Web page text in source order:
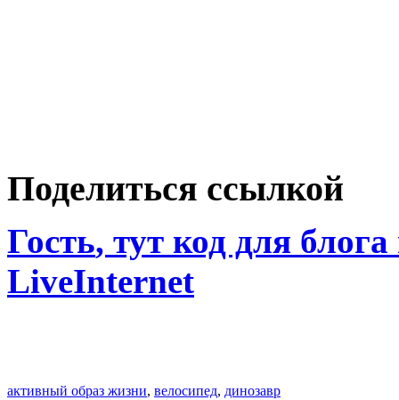
Поделиться ссылкой
Гость, тут код для
LiveInternet
активный образ жизни, велосипед, динозавр